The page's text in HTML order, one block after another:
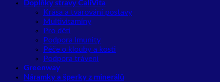
Doplňky stravy CaliVita
Krása a tvarování postavy
Multivitamíny
Pro děti
Podpora Imunity
Péče o klouby a kosti
Podpora trávení
Greenway
Náramky a šperky z minerálů